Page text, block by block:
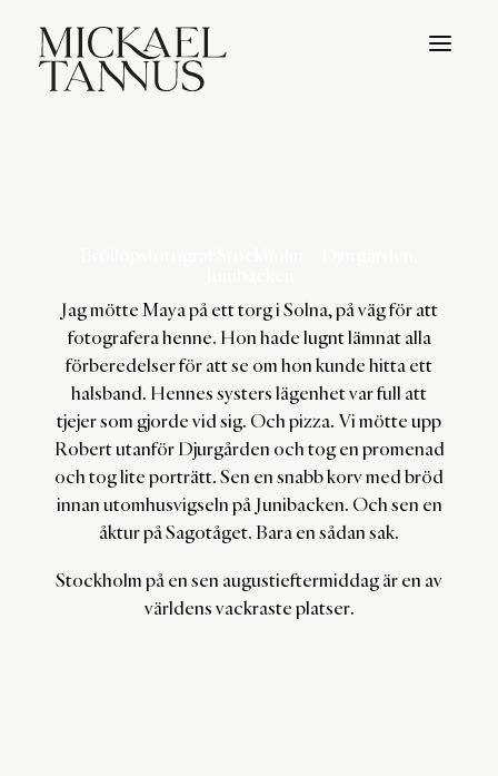
Jag mötte Maya på ett torg i Solna, på väg för att
fotografera henne. Hon hade lugnt lämnat alla
förberedelser för att se om hon kunde hitta ett
halsband. Hennes systers lägenhet var full att
tjejer som gjorde vid sig. Och pizza. Vi mötte upp
Robert utanför Djurgården och tog en promenad
och tog lite porträtt. Sen en snabb korv med bröd
innan utomhusvigseln på Junibacken. Och sen en
åktur på Sagotåget. Bara en sådan sak.
Stockholm på en sen augustieftermiddag är en av
världens vackraste platser.